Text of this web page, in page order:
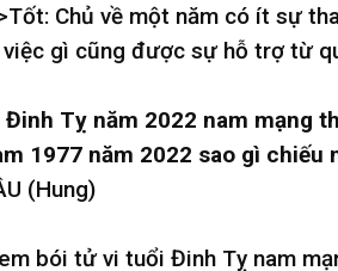
Chủ về một năm có ít sự
việc gì cũng được sự hỗ trợ từ
Tỵ năm 2022 nam mạng
1977 năm 2022 sao gì chiếu
(Hung)
bói tử vi tuổi Đinh Tỵ nam